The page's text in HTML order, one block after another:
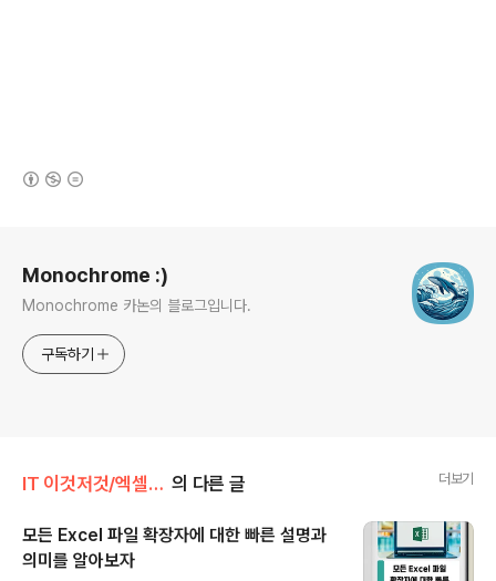
Monochrome :)
Monochrome 카논의 블로그입니다.
구독하기
IT 이것저것/엑셀 활용 의 다른 글 더보기
모든 Excel 파일 확장자에 대한 빠른 설명과
의미를 알아보자